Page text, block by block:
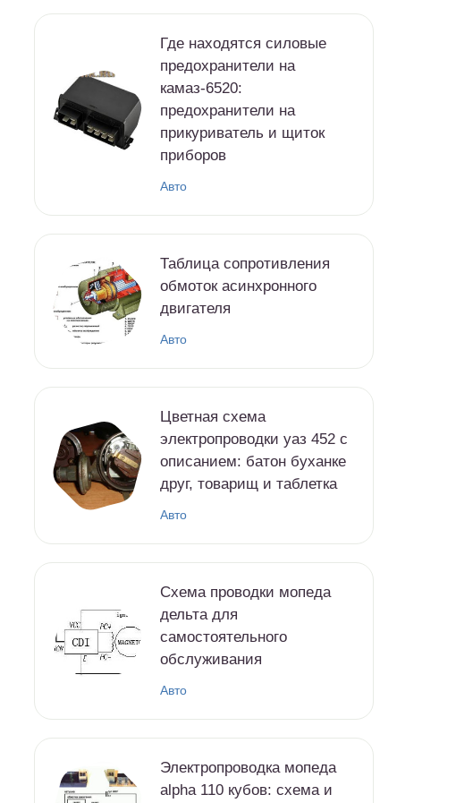
Где находятся силовые
предохранители на
камаз-6520:
предохранители на
прикуриватель и щиток
приборов
Авто
Таблица сопротивления
обмоток асинхронного
двигателя
Авто
Цветная схема
электропроводки уаз 452 с
описанием: батон буханке
друг, товарищ и таблетка
Авто
Схема проводки мопеда
дельта для
самостоятельного
обслуживания
Авто
Электропроводка мопеда
alpha 110 кубов: схема и